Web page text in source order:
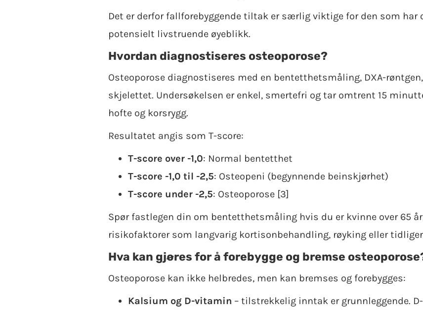
Det er derfor fallforebyggende tiltak er særlig viktige for den som har
potensielt livstruende øyeblikk.
Hvordan diagnostiseres osteoporose?
Osteoporose diagnostiseres med en bentetthetsmåling, DXA-
skjelettet. Undersøkelsen er enkel, smertefri og tar omtrent 15
hofte og korsrygg.
Resultatet angis som T-score:
T-score over -1,0: Normal bentetthet
T-score -1,0 til -2,5: Osteopeni (begynnende beinskjørhet)
T-score under -2,5: Osteoporose [3]
Spør fastlegen din om bentetthetsmåling hvis du er kvinne over 65
risikofaktorer som langvarig kortisonbehandling, røyking eller
Hva kan gjøres for å forebygge og bremse
Osteoporose kan ikke helbredes, men kan bremses og forebygges:
Kalsium og D-vitamin – tilstrekkelig inntak er grunnleggende.